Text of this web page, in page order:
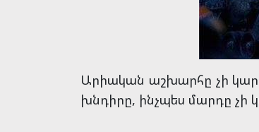
Արիական աշխարհը չի
խնդիրը, ինչպես մարդը չի